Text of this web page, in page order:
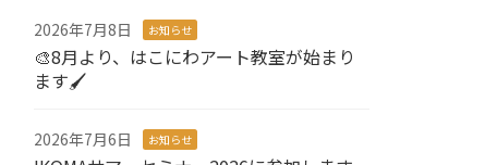
2026年7月8日 お知らせ
🎨8月より、はこにわアート教室が始まり
ます🖌️
2026年7月6日 お知らせ